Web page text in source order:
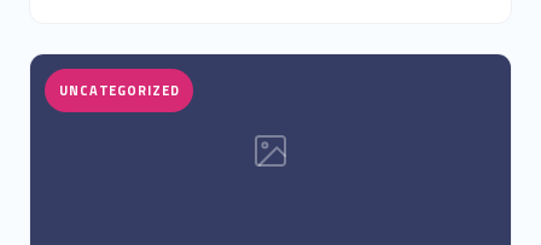
UNCATEGORIZED